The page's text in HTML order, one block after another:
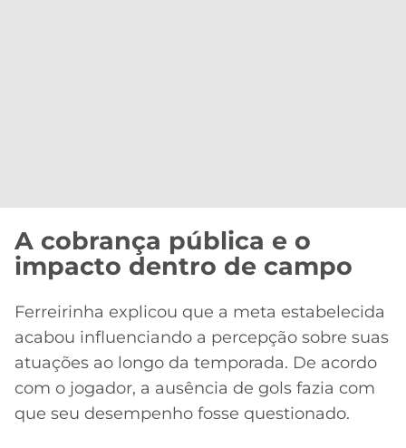
A cobrança pública e o
impacto dentro de campo
Ferreirinha explicou que a meta estabelecida
acabou influenciando a percepção sobre suas
atuações ao longo da temporada. De acordo
com o jogador, a ausência de gols fazia com
que seu desempenho fosse questionado.